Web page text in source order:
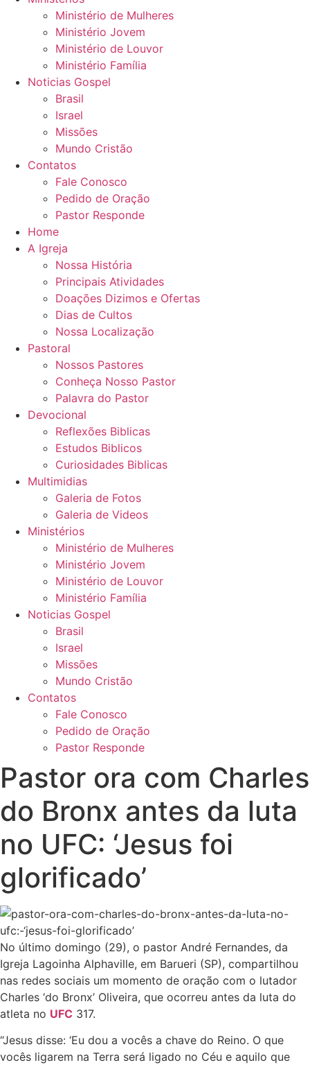
Ministério de Mulheres
Ministério Jovem
Ministério de Louvor
Ministério Família
Noticias Gospel
Brasil
Israel
Missões
Mundo Cristão
Contatos
Fale Conosco
Pedido de Oração
Pastor Responde
Home
A Igreja
Nossa História
Principais Atividades
Doações Dizimos e Ofertas
Dias de Cultos
Nossa Localização
Pastoral
Nossos Pastores
Conheça Nosso Pastor
Palavra do Pastor
Devocional
Reflexões Biblicas
Estudos Biblicos
Curiosidades Biblicas
Multimidias
Galeria de Fotos
Galeria de Videos
Ministérios
Ministério de Mulheres
Ministério Jovem
Ministério de Louvor
Ministério Família
Noticias Gospel
Brasil
Israel
Missões
Mundo Cristão
Contatos
Fale Conosco
Pedido de Oração
Pastor Responde
Pastor ora com Charles
do Bronx antes da luta
no UFC: ‘Jesus foi
glorificado’
No último domingo (29), o pastor André Fernandes, da
Igreja Lagoinha Alphaville, em Barueri (SP), compartilhou
nas redes sociais um momento de oração com o lutador
Charles ‘do Bronx’ Oliveira, que ocorreu antes da luta do
atleta no UFC 317.
“Jesus disse: ‘Eu dou a vocês a chave do Reino. O que
vocês ligarem na Terra será ligado no Céu e aquilo que